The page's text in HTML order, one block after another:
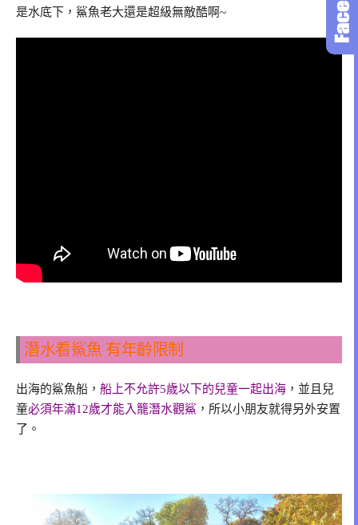
是水底下，鯊魚老大還是超級無敵酷啊~
潛水看鯊魚 有年齡限制
出海的鯊魚船， 船上不允許5歲以下的兒童一起出海 ，並且兒
童必須年滿12歲才能入籠潛水觀鯊 ，所以小朋友就得另外安置
了。